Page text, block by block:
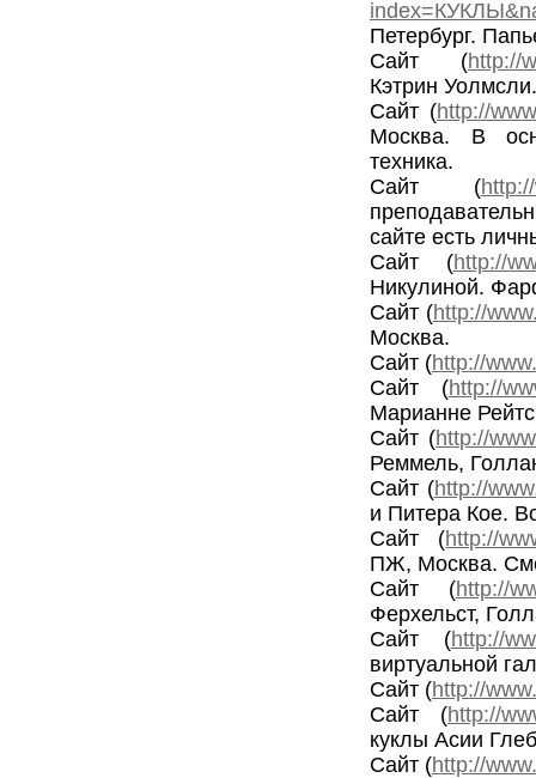
Петербург.
Сайт (http://
Кэтрин
Сайт (http://
Москва. В
техника.
Сайт (
сайте есть
Сайт (http://
Никулиной.
Сайт (http://
Москва.
Сайт (http://
Сайт (http://
Марианне
Сайт (http://
Реммель,
Сайт (http://
и Питера Кое.
Сайт (http://
ПЖ, Москва.
Сайт (http://
Ферхельст,
Сайт (http://
виртуальной
Сайт (http://
Сайт (http://
куклы Асии
Сайт (http://